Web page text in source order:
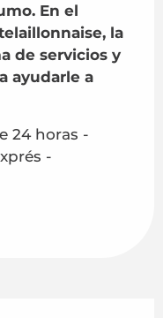
En el
la
de servicios y
ayudarle a
24 horas -
-